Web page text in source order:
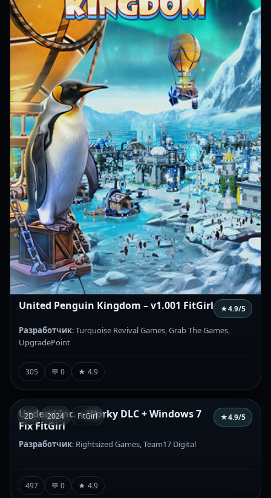
United Penguin Kingdom – v1.001 FitGirl ★4.9/5
Разработчик: Turquoise Revival Games, Grab The Games,
UpgradePoint
305 💬 0 ★ 4.9
2D 2024 FitGirl
Undead Inc. + Worky DLC + Windows 7
Fix FitGirl
★4.9/5
Разработчик: Rightsized Games, Team17 Digital
497 💬 0 ★ 4.9